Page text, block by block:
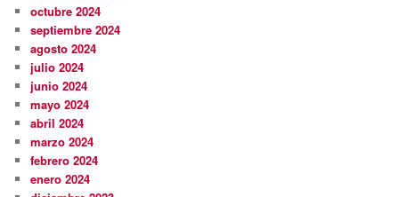
octubre 2024
septiembre 2024
agosto 2024
julio 2024
junio 2024
mayo 2024
abril 2024
marzo 2024
febrero 2024
enero 2024